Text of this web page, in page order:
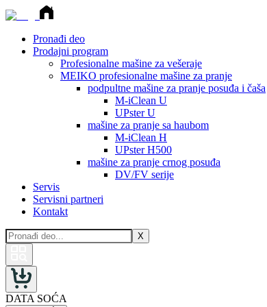
Pronađi deo
Prodajni program
Profesionalne mašine za vešeraje
MEIKO profesionalne mašine za pranje
podpultne mašine za pranje posuđa i čaša
M-iClean U
UPster U
mašine za pranje sa haubom
M-iClean H
UPster H500
mašine za pranje crnog posuđa
DV/FV serije
Servis
Servisni partneri
Kontakt
X
DATA SOĆA